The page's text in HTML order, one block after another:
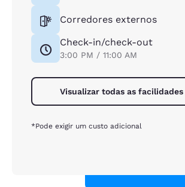
Corredores externos
Check-in/check-out
3:00 PM / 11:00 AM
Visualizar todas as facilidades
*Pode exigir um custo adicional